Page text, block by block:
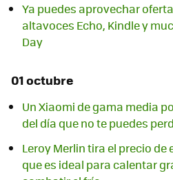
Ya puedes aprovechar
altavoces Echo, Kindle y
Day
01 octubre
Un Xiaomi de gama media
del día que no te puedes
Leroy Merlin tira el precio
que es ideal para calentar